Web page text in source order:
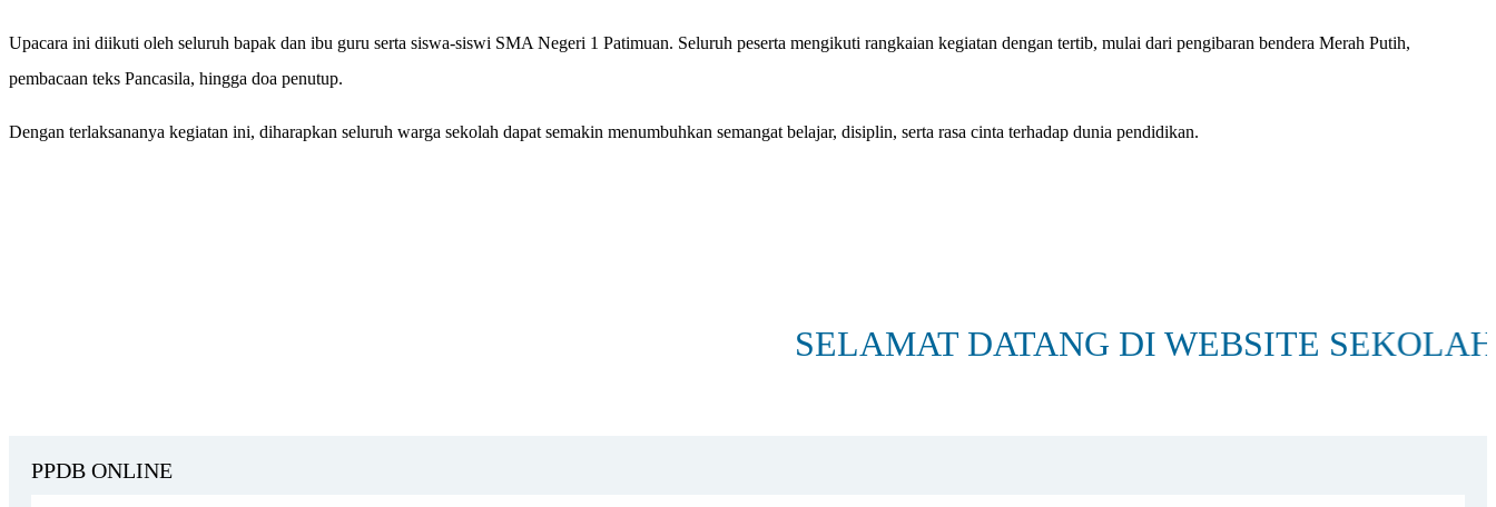
Upacara ini diikuti oleh seluruh bapak dan ibu guru serta siswa-siswi SMA Negeri 1 Patimuan. Seluruh peserta mengikuti rangkaian kegiatan dengan tertib, mulai dari pengibaran bendera Merah Putih,
pembacaan teks Pancasila, hingga doa penutup.
Dengan terlaksananya kegiatan ini, diharapkan seluruh warga sekolah dapat semakin menumbuhkan semangat belajar, disiplin, serta rasa cinta terhadap dunia pendidikan.
SELAMAT DATANG DI WEBSITE SEKOLAH SMA
PPDB ONLINE